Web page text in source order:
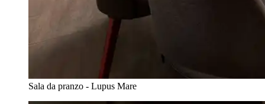
Sala da pranzo - Lupus Mare